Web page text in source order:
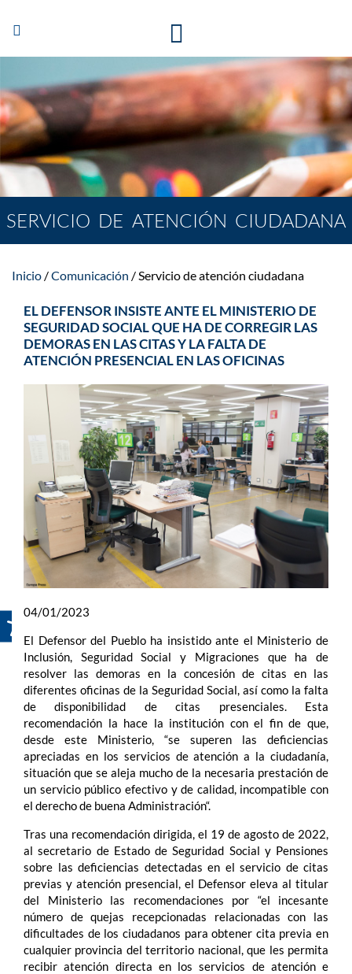
Abrir/Cerrar
navegación
SERVICIO DE ATENCIÓN CIUDADANA
Inicio Comunicación Servicio de atención ciudadana
EL DEFENSOR INSISTE ANTE EL MINISTERIO DE
SEGURIDAD SOCIAL QUE HA DE CORREGIR LAS
DEMORAS EN LAS CITAS Y LA FALTA DE
ATENCIÓN PRESENCIAL EN LAS OFICINAS
04/01/2023
El Defensor del Pueblo ha insistido ante el Ministerio de
Inclusión, Seguridad Social y Migraciones que ha de
resolver las demoras en la concesión de citas en las
diferentes oficinas de la Seguridad Social, así como la falta
de disponibilidad de citas presenciales. Esta
recomendación la hace la institución con el fin de que,
desde este Ministerio, “se superen las deficiencias
apreciadas en los servicios de atención a la ciudadanía,
situación que se aleja mucho de la necesaria prestación de
un servicio público efectivo y de calidad, incompatible con
el derecho de buena Administración“.
Tras una recomendación dirigida, el 19 de agosto de 2022,
al secretario de Estado de Seguridad Social y Pensiones
sobre las deficiencias detectadas en el servicio de citas
previas y atención presencial, el Defensor eleva al titular
del Ministerio las recomendaciones por “el incesante
número de quejas recepcionadas relacionadas con las
dificultades de los ciudadanos para obtener cita previa en
cualquier provincia del territorio nacional, que les permita
recibir atención directa en los servicios de atención e